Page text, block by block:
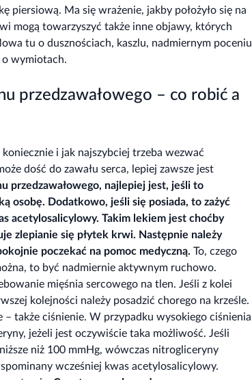
piersiową. Ma się wrażenie, jakby położyło się na
mogą towarzyszyć także inne objawy, których
tu o dusznościach, kaszlu, nadmiernym poceniu
o wymiotach.
przedzawałowego – co robić a
i jak najszybciej trzeba wezwać
dość do zawału serca, lepiej zawsze jest
przedzawałowego, najlepiej jest, jeśli to
osobę. Dodatkowo, jeśli się posiada, to zażyć
acetylosalicylowy. Takim lekiem jest choćby
zlepianie się płytek krwi. Następnie należy
poczekać na pomoc medyczną. To, czego
to być nadmiernie aktywnym ruchowo.
mięśnia sercowego na tlen. Jeśli z kolei
kolejności należy posadzić chorego na krześle.
także ciśnienie. W przypadku wysokiego ciśnienia
jeżeli jest oczywiście taka możliwość. Jeśli
niż 100 mmHg, wówczas nitrogliceryny
wcześniej kwas acetylosalicylowy.